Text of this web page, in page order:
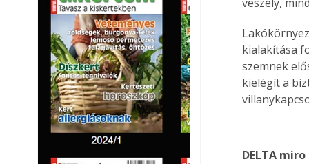
kialakítása
szemnek
kielégít a
DELTA miro